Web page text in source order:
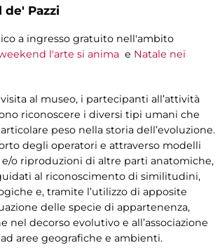
de' Pazzi
a ingresso gratuito nell'ambito
l'arte si anima e Natale nei
al museo, i partecipanti all’attività
riconoscere i diversi tipi umani che
peso nella storia dell’evoluzione.
degli operatori e attraverso modelli
o riproduzioni di altre parti anatomiche,
al riconoscimento di similitudini,
e, tramite l’utilizzo di apposite
delle specie di appartenenza,
nel decorso evolutivo e all’associazione
aree geografiche e ambienti.